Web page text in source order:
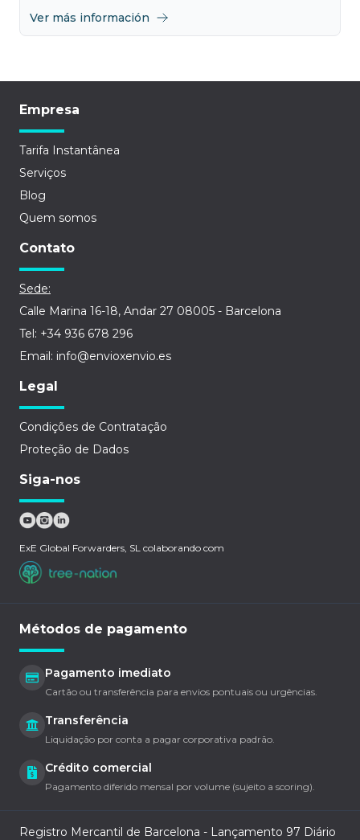
Ver más información
Empresa
Tarifa Instantânea
Serviços
Blog
Quem somos
Contato
Sede:
Calle Marina 16-18, Andar 27 08005 - Barcelona
Tel: +34 936 678 296
Email: info@envioxenvio.es
Legal
Condições de Contratação
Proteção de Dados
Siga-nos
ExE Global Forwarders, SL colaborando com
Métodos de pagamento
Pagamento imediato
Cartão ou transferência para envios pontuais ou urgências.
Transferência
Liquidação por conta a pagar corporativa padrão.
Crédito comercial
Pagamento diferido mensal por volume (sujeito a scoring).
Registro Mercantil de Barcelona - Lançamento 97 Diário